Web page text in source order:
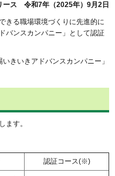
ース 令和7年（2025年）9月2日
きる職場環境づくりに先進的に
バンスカンパニー」として認証
きいきアドバンスカンパニー」
ます。
認証コース(※)